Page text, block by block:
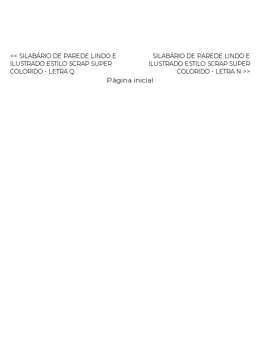
<< SILABÁRIO DE PAREDE LINDO E
ILUSTRADO ESTILO SCRAP SUPER
COLORIDO - LETRA Q
SILABÁRIO DE PAREDE LINDO E
ILUSTRADO ESTILO SCRAP SUPER
COLORIDO - LETRA N >>
Página inicial